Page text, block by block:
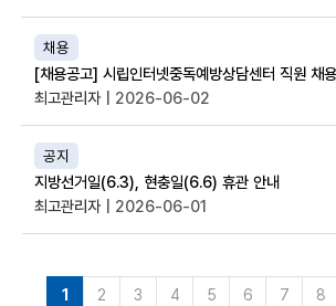
채용
[채용공고] 시립인터넷중독예방상담센터 직원 채
최고관리자 | 2026-06-02
공지
지방선거일(6.3), 현충일(6.6) 휴관 안내
최고관리자 | 2026-06-01
1 2 3 4 5 6 7 8